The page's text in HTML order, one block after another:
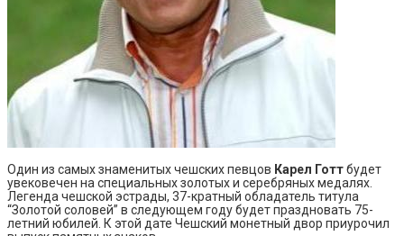
Один из самых знаменитых чешских певцов Карел Готтбудет
увековечен на специальных золотых и серебряных медалях.
Легенда чешской эстрады, 37-кратный обладатель титула
“Золотой соловей” в следующем году будет праздновать 75-
летний юбилей. К этой дате Чешский монетный двор приурочил